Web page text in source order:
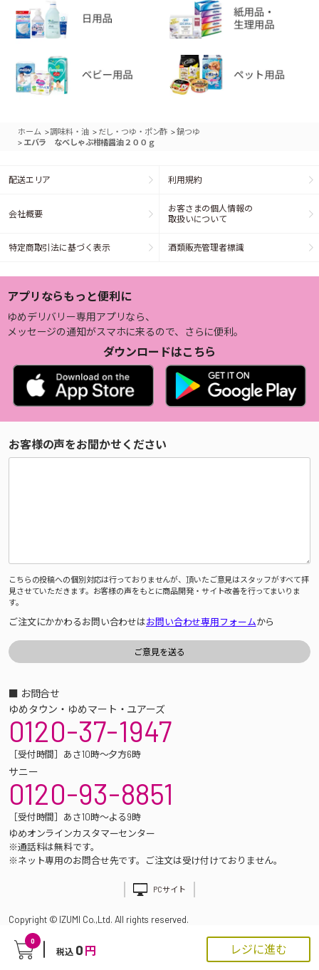
0
税込 0 円 レジに進む
ホーム >調味料・油 > だし・つゆ・ポン酢 >鍋つゆ
> エバラ なべしゃぶ柑橘醤油２００ｇ
配送エリア 利用規約
会社概要
お客さまの個人情報の
取扱いについて
特定商取引法に基づく表示 酒類販売管理者標識
アプリならもっと便利に
ゆめデリバリー専用アプリなら、
メッセージの通知がスマホに来るので、さらに便利。
ダウンロードはこちら
お客様の声をお聞かせください
こちらの投稿への個別対応は行っておりませんが、頂いたご意見はスタッフがすべて拝
見させていただきます。お客様の声をもとに商品開発・サイト改善を行ってまいりま
す。
ご注文にかかわるお問い合わせはお問い合わせ専用フォームから
■ お問合せ
ゆめタウン・ゆめマート・ユアーズ
0120-37-1947
［受付時間］あさ10時～夕方6時
サニー
0120-93-8851
［受付時間］あさ10時～よる9時
ゆめオンラインカスタマーセンター
※通話料は無料です。
※ネット専用のお問合せ先です。ご注文は受け付けておりません。
PCサイト
Copyright © IZUMI Co.,Ltd. All rights reserved.